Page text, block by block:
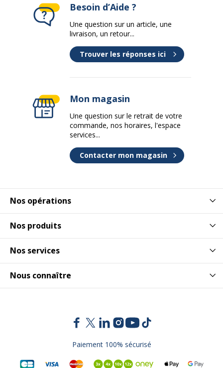
Nos opérations
Nos produits
Nos services
Nous connaître
Besoin d’Aide ?
Une question sur un article, une
livraison, un retour...
Trouver les réponses ici
Mon magasin
Une question sur le retrait de votre
commande, nos horaires, l'espace
services...
Contacter mon magasin
Paiement 100% sécurisé